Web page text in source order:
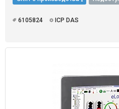
6105824 ICP DAS